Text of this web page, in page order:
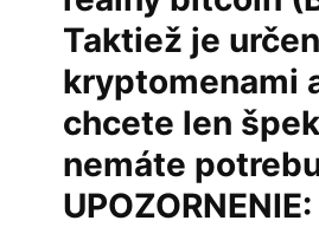
Taktiež je
kryptomenami
chcete len
nemáte